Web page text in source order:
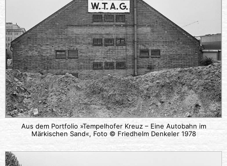
Aus dem Portfolio »Tempelhofer Kreuz – Eine Autobahn im
Märkischen Sand«, Foto © Friedhelm Denkeler 1978